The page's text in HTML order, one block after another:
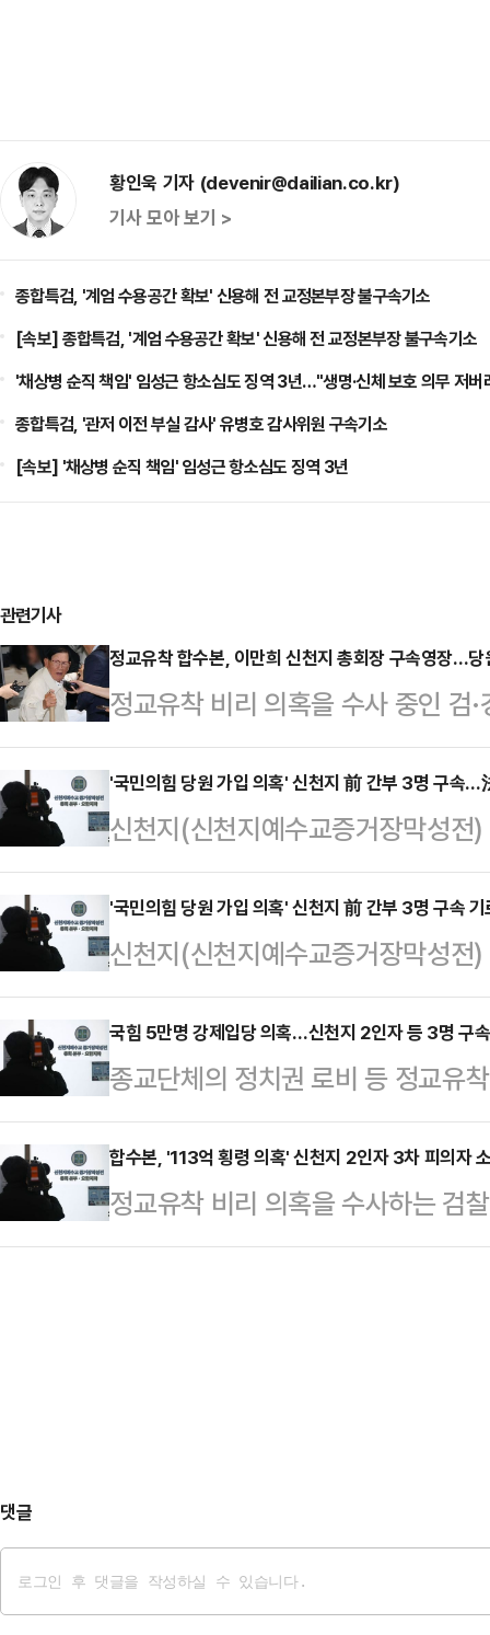
황인욱 기자 (devenir@dailian.co.kr)
기사 모아 보기 >
종합특검, '계엄 수용공간 확보' 신용해 전 교정본부장 불구속기소
[속보] 종합특검, '계엄 수용공간 확보' 신용해 전 교정본부장 불구속기소
'채상병 순직 책임' 임성근 항소심도 징역 3년…"생명·신체 보호 의무 저버
종합특검, '관저 이전 부실 감사' 유병호 감사위원 구속기소
[속보] '채상병 순직 책임' 임성근 항소심도 징역 3년
관련기사
정교유착 합수본, 이만희 신천지 총회장 구속영장…당
정교유착 비리 의혹을 수사 중인 검
혹'과 관련해 이만희(95) 신천지 총
법조계에 따르면 합수본은 이날 "
이 총회장에 대해 정당법 위반 등
총회장은 지난 2021∼2024년 국민
목적으로 신도들에게 당원 가입을
지파마다 '필라테스 프로젝트' 등
고, 이에 따…
'국민의힘 당원 가입 의혹' 신천지 前 간부 3명 구속…
신천지(신천지예수교증거장막성전
시킨 혐의를 받는 전직 간부 3명이
는 검찰·경찰 합동수사본부가 출범
점'으로 꼽히는 이만희 총회장에 대
다.17일 법조계에 따르면 서울중앙
날 정당법 위반 등 혐의를 받는 고
모씨, 전 시몬지파 총무 양모씨에
연 뒤 "증거인멸 및 도망…
'국민의힘 당원 가입 의혹' 신천지 前 간부 3명 구속 기
신천지(신천지예수교증거장막성전
시킨 혐의를 받는 전직 간부들이 구
울중앙지방법원 부동식 영장전담
반 등 혐의를 받는 고동안 전 신천
질심사)을 진행 중이다. 전 요한지
의 영장실질심사도 이날 열렸다.앞
경찰 합동수사본부는 지난 12일 고
구속영장을 청구했다.고…
국힘 5만명 강제입당 의혹…신천지 2인자 등 3명 구
종교단체의 정치권 로비 등 정교유
(합수본)가 신천지의 특정 정당 집
확보에 나섰다.13일 법조계에 따르
요 사건과 관련해 교단 내 ‘2인자’
한지파·시몬지파 전 총무 등 3명에
합수본, '113억 횡령 의혹' 신천지 2인자 3차 피의자
정교유착 비리 의혹을 수사하는 검
수교증거장막성전) 2인자'로 불렸
댓글